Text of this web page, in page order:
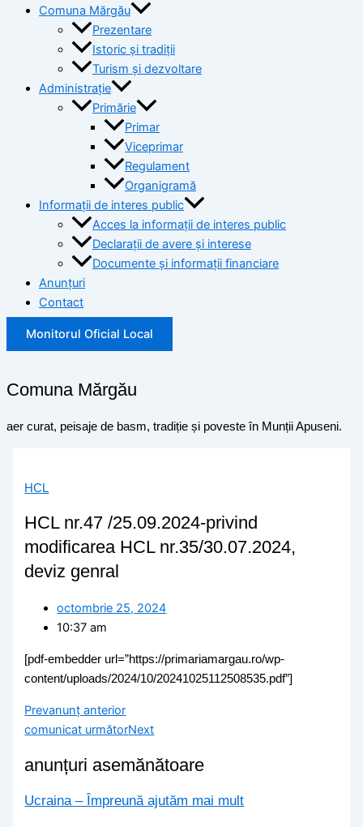
Comuna Mărgău
Prezentare
Istoric și tradiții
Turism și dezvoltare
Administrație
Primărie
Primar
Viceprimar
Regulament
Organigramă
Informații de interes public
Acces la informații de interes public
Declarații de avere și interese
Documente și informații financiare
Anunțuri
Contact
Monitorul Oficial Local
Comuna Mărgău
aer curat, peisaje de basm, tradiție și poveste în Munții Apuseni.
HCL
HCL nr.47 /25.09.2024-privind
modificarea HCL nr.35/30.07.2024,
deviz genral
octombrie 25, 2024
10:37 am
[pdf-embedder url=”https://primariamargau.ro/wp-
content/uploads/2024/10/20241025112508535.pdf”]
Prevanunț anterior
comunicat următorNext
anunțuri asemănătoare
Ucraina – Împreună ajutăm mai mult